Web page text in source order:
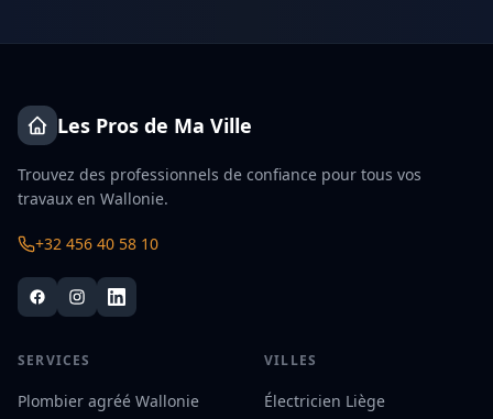
Les Pros de Ma Ville
Trouvez des professionnels de confiance pour tous vos
travaux en Wallonie.
+32 456 40 58 10
SERVICES
Plombier agréé Wallonie
VILLES
Électricien Liège